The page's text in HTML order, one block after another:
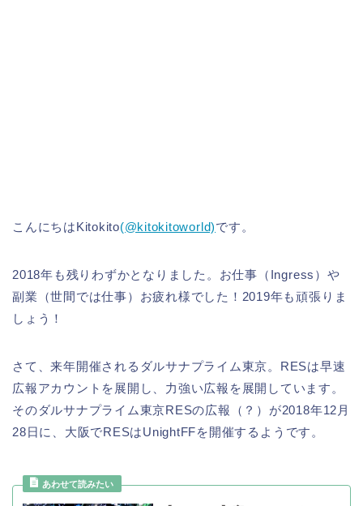
こんにちはKitokito(@kitokitoworld)です。
2018年も残りわずかとなりました。お仕事（Ingress）や
副業（世間では仕事）お疲れ様でした！2019年も頑張りま
しょう！
さて、来年開催されるダルサナプライム東京。RESは早速
広報アカウントを展開し、力強い広報を展開しています。
そのダルサナプライム東京RESの広報（？）が2018年12月
28日に、大阪でRESはUnightFFを開催するようです。